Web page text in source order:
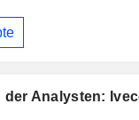
der Analysten: